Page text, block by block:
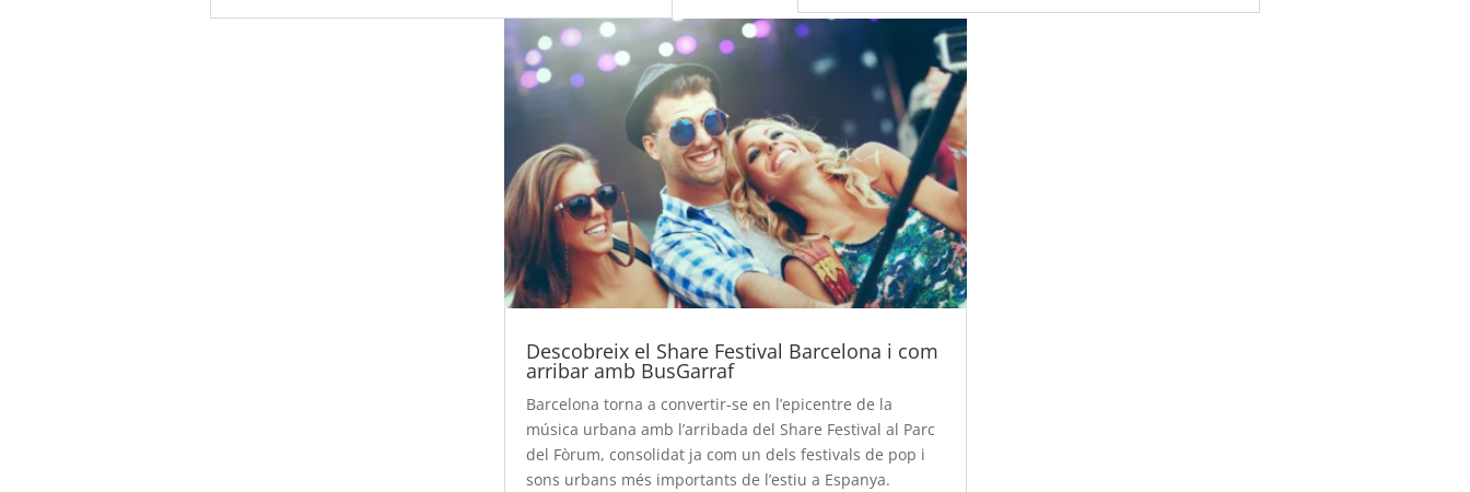
Descobreix el Share Festival Barcelona i com
arribar amb BusGarraf
Barcelona torna a convertir-se en l’epicentre de la
música urbana amb l’arribada del Share Festival al Parc
del Fòrum, consolidat ja com un dels festivals de pop i
sons urbans més importants de l’estiu a Espanya.